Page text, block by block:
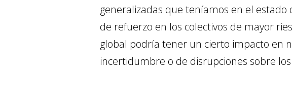
generalizadas que teníamos en el
de refuerzo en los colectivos de mayor
global podría tener un cierto impacto en
incertidumbre o de disrupciones sobre